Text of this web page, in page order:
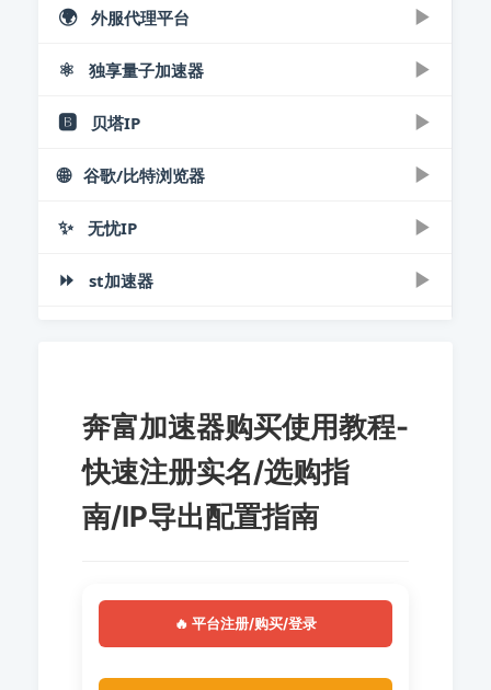
🌍 外服代理平台 ▶
无双代理服务平台 ▶
无双代理Socks5/L2TP购买提取教程
⚛️ 独享量子加速器 ▶
注册 | 购买 | 免费测试 ▶
量子IP购买使用教程-3分钟上手指南
电脑端 ▶
量子加速器购买使用教程 | 独享IP配置
量子IP模拟器绑定教程
量子IP使用指南 | 视频教程
手机端 ▶
量子IP安卓版下载使用教程
▶
🅱️ 贝塔IP ▶
贝塔IP使用教程 ▶
贝塔IP购买下载使用教程 | 一键配置指南
🌐 谷歌/比特浏览器 ▶
浏览器代理设置教程 ▶
Edge微软浏览器教程：SwitchyOmega代理
Firefox火狐浏览器教程：SwitchyOmega代理
360浏览器代理IP设置指南
搜狗浏览器代理IP设置指南
✨ 无忧IP ▶
注册 | 购买|免费测试 ▶
无虑包机使用指南 | 视频教程
无虑包机购买下载使用教程
无忧IP模拟器绑定教程
无忧IP | 安卓端下载使用教程
socks5
⏩ st加速器 ▶
ST加速器软件下载使用教程 | 最新版一键配置接
ST加速器安卓/苹果端教程 | 手机端购买使用全指南
奔富加速器购买使用教程-
快速注册实名/选购指
南/IP导出配置指南
🔥 平台注册/购买/登录